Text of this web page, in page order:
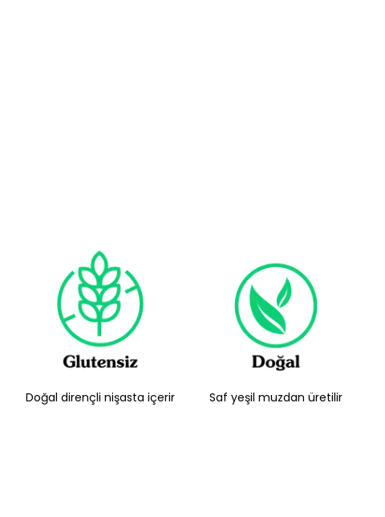
Doğal dirençli nişasta içerir Saf yeşil muzdan üretilir